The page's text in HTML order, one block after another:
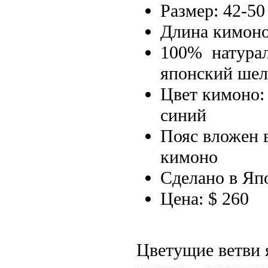
Размер: 42-50
Длина
100%
японский
Цвет кимоно:
синий
Пояс вложен
кимоно
Сделано в
Цена: $ 260
Цветущие ветви